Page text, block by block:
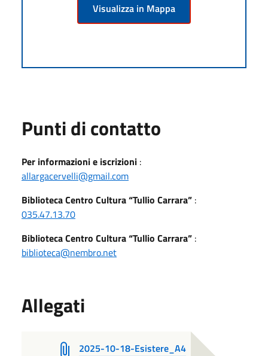
Visualizza in Mappa
Punti di contatto
Per informazioni e iscrizioni :
allargacervelli@gmail.com
Biblioteca Centro Cultura “Tullio Carrara” :
035.47.13.70
Biblioteca Centro Cultura “Tullio Carrara” :
biblioteca@nembro.net
Allegati
2025-10-18-Esistere_A4